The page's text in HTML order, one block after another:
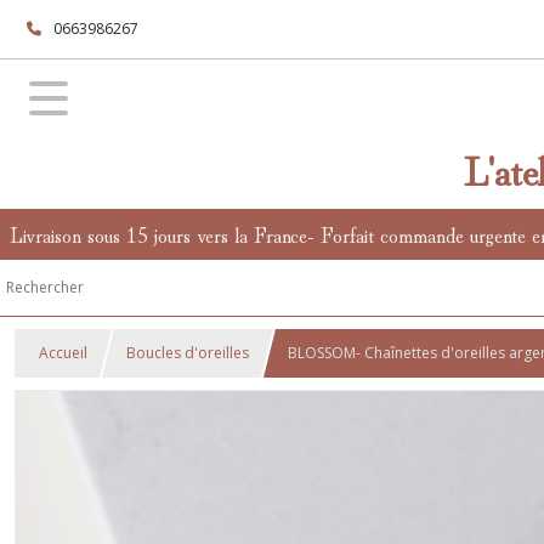
0663986267
Livraison sous 15 jours vers la France- Forfait commande urgente
Accueil Boucles d'oreilles BLOSSOM- Chaînettes d'oreilles